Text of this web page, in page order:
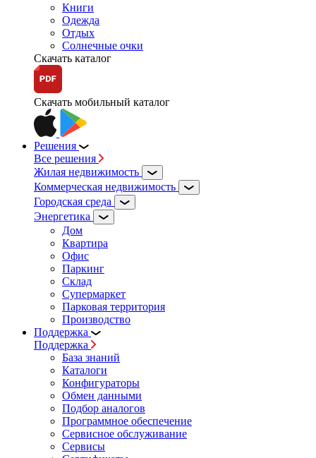
Книги
Одежда
Отдых
Солнечные очки
Скачать каталог
Скачать мобильный каталог
Решения
Все решения
Жилая недвижимость
Коммерческая недвижимость
Городская среда
Энергетика
Дом
Квартира
Офис
Паркинг
Склад
Супермаркет
Парковая территория
Производство
Поддержка
Поддержка
База знаний
Каталоги
Конфигураторы
Обмен данными
Подбор аналогов
Программное обеспечение
Сервисное обслуживание
Сервисы